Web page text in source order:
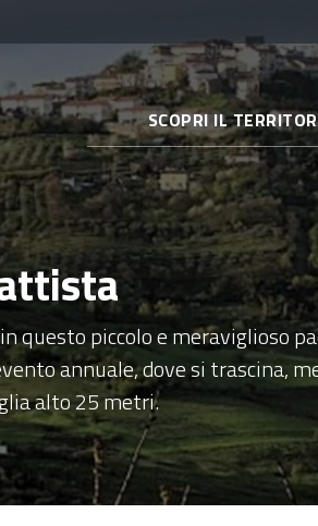
SCOPRI IL
questo piccolo e meraviglioso
annuale, dove si trascina,
alto 25 metri.